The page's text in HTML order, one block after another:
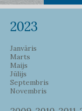
2023
Janvāris
Marts
Maijs
Jūlijs
Septembris
Novembris